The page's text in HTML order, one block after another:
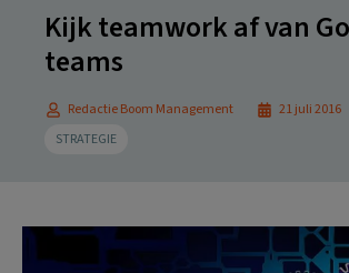
Kijk teamwork af van
teams
Redactie Boom Management
21 juli 2016
STRATEGIE